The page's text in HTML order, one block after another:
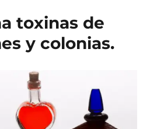
toxinas de
y colonias.